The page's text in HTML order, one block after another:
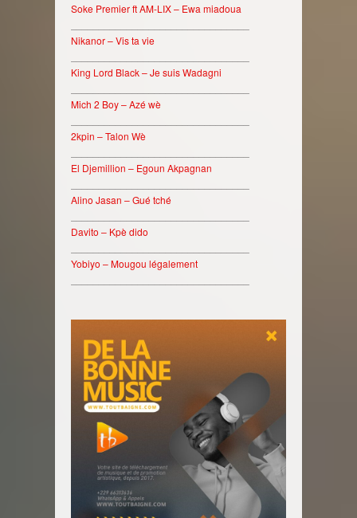
Soke Premier ft AM-LIX – Ewa miadoua
Nikanor – Vis ta vie
King Lord Black – Je suis Wadagni
Mich 2 Boy – Azé wè
2kpin – Talon Wè
El Djemillion – Egoun Akpagnan
Alino Jasan – Gué tché
Davito – Kpè dido
Yobiyo – Mougou légalement